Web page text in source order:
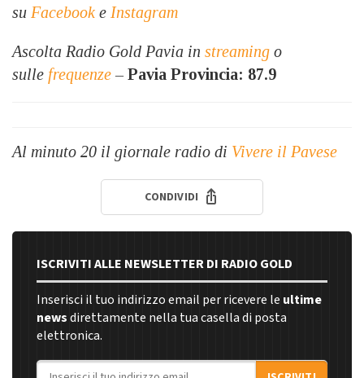
su Facebook e Instagram
Ascolta Radio Gold Pavia in streaming o
sulle frequenze– Pavia Provincia: 87.9
Al minuto 20 il giornale radio di Vivere il Pavese
CONDIVIDI
ISCRIVITI ALLE NEWSLETTER DI RADIO GOLD
Inserisci il tuo indirizzo email per ricevere le ultime
newsdirettamente nella tua casella di posta
elettronica.
Indirizzo email